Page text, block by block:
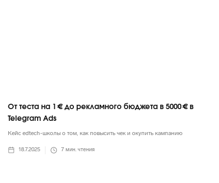
От теста на 1 € до рекламного бюджета в 5000 € в
Telegram Ads
Кейс edtech-школы о том, как повысить чек и окупить кампанию
18.7.2025 7 мин. чтения